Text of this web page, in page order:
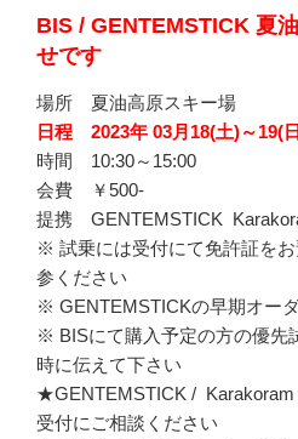
BIS / GENTEMSTICK 夏
せです
場所 夏油高原スキー場
日程 2023年 03月18(土)～19(
時間 10:30～15:00
会費 ￥500-
提携 GENTEMSTICK
※ 試乗には受付にて免許証を
参ください
※ GENTEMSTICKの早期オー
※ BISにて購入予定の方の優先
時に伝えて下さい
★GENTEMSTICK / Karakoram
受付にご相談ください